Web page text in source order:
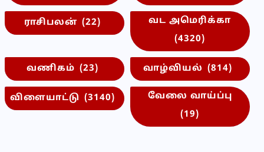
ராசிபலன் (22)
வட அமெரிக்கா
(4320)
வணிகம் (23) வாழ்வியல் (814)
விளையாட்டு (3140)
வேலை வாய்ப்பு
(19)